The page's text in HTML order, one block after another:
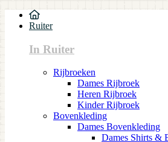
Ruiter
In Ruiter
Rijbroeken
Dames Rijbroek
Heren Rijbroek
Kinder Rijbroek
Bovenkleding
Dames Bovenkleding
Dames Shirts &